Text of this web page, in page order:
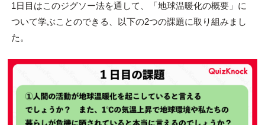
1日目はこのジグソー法を通して、「地球温暖化の概要」に
ついて学ぶことのできる、以下の2つの課題に取り組みまし
た。